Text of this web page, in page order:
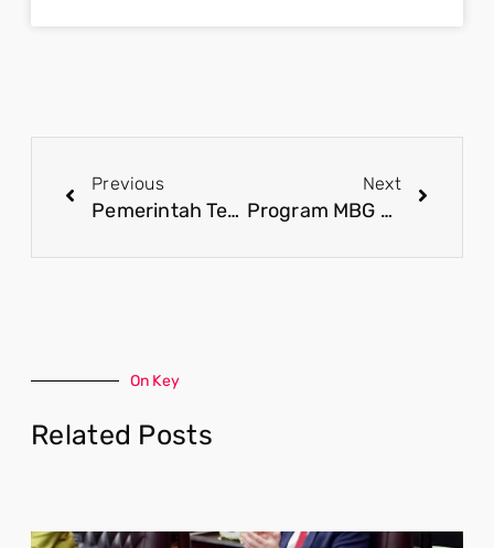
Previous
Pemerintah Terus Sempurnakan Program MBG agar Semakin Efektif dan Berikan Manfaat Optimal
Next
Program MBG Gerakkan UMKM, Perkuat Rantai Pasok dan Dorong Pertumbuhan Ekonomi Daerah
On Key
Related Posts